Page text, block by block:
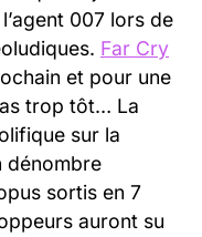
007 lors de
Far Cry
et pour une
trop tôt… La
sur la
dénombre
sortis en 7
auront su